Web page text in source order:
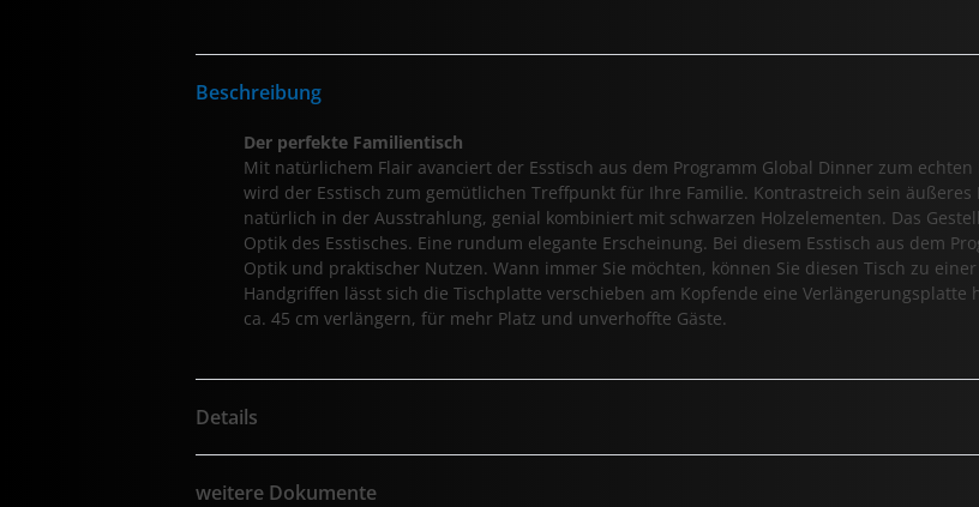
Beschreibung
Der perfekte Familientisch
Mit natürlichem Flair avanciert der Esstisch aus dem Programm Global Dinner zum
wird der Esstisch zum gemütlichen Treffpunkt für Ihre Familie. Kontrastreich sein
natürlich in der Ausstrahlung, genial kombiniert mit schwarzen Holzelementen. Das
Optik des Esstisches. Eine rundum elegante Erscheinung. Bei diesem Esstisch aus dem
Optik und praktischer Nutzen. Wann immer Sie möchten, können Sie diesen Tisch zu
Handgriffen lässt sich die Tischplatte verschieben am Kopfende eine Verlängerungsplatte
ca. 45 cm verlängern, für mehr Platz und unverhoffte Gäste.
Details
weitere Dokumente